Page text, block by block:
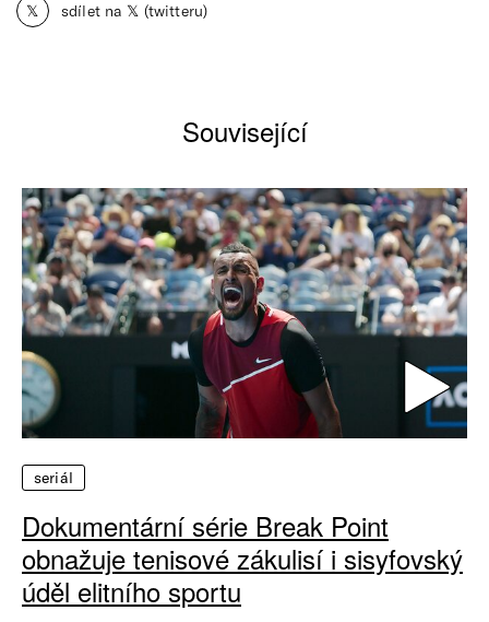
𝕏 sdílet na 𝕏 (twitteru)
Související
seriál
Dokumentární série Break Point
obnažuje tenisové zákulisí i sisyfovský
úděl elitního sportu